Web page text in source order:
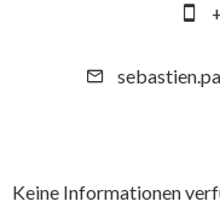
Keine Informationen